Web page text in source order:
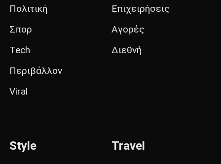
Πολιτική
Σπορ
Tech
Περιβάλλον
Viral
Επιχειρήσεις
Αγορές
Διεθνή
Style Travel